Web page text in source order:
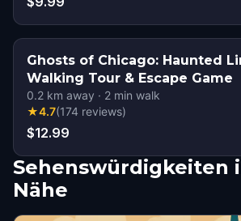
Ghosts of Chicago: Haunted
Walking Tour & Escape Game
0.2 km away · 2 min walk
★4.7(174 reviews)
$12.99
Sehenswürdigkeiten
Nähe